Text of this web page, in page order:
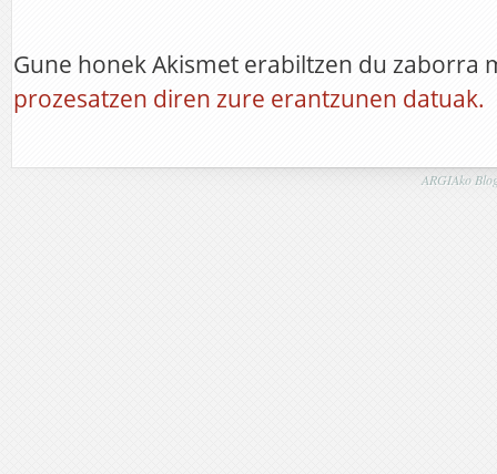
Gune honek Akismet erabiltzen du zaborra
prozesatzen diren zure erantzunen datuak.
ARGIAko